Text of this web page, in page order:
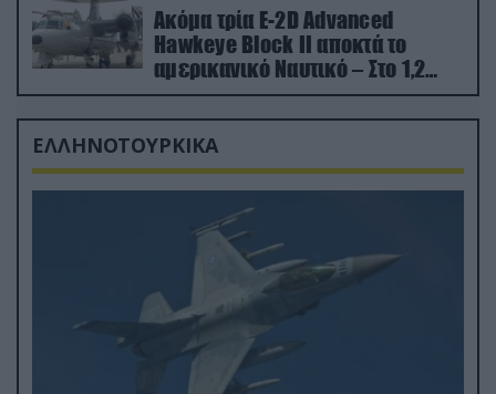
Ακόμα τρία E-2D Advanced
Hawkeye Block II αποκτά το
αμερικανικό Ναυτικό – Στο 1,2
δισ.δολάρια το κόστος
ΕΛΛΗΝΟΤΟΥΡΚΙΚΑ